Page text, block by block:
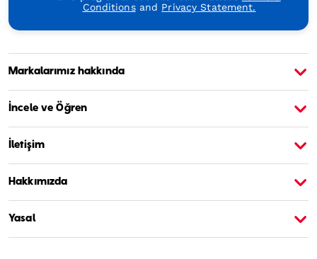
Conditionsand Privacy Statement.
Markalarımız hakkında
İncele ve Öğren
İletişim
Hakkımızda
Yasal